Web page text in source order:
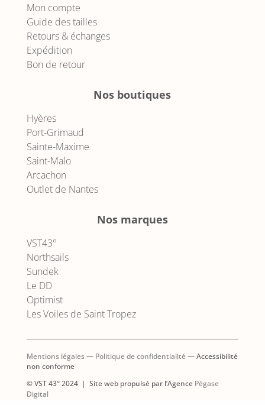
AJOUTER AU PANIER
Mon compte
Guide des tailles
Retours & échanges
Expédition
Bon de retour
Nos boutiques
Hyères
Port-Grimaud
Sainte-Maxime
Saint-Malo
Arcachon
Outlet de Nantes
Nos marques
VST43°
Northsails
Sundek
Le DD
Optimist
Les Voiles de Saint Tropez
Mentions légales— Politique de confidentialité— Accessibilité
non conforme
© VST 43° 2024 | Site web propulsé par l’Agence Pégase
Digital